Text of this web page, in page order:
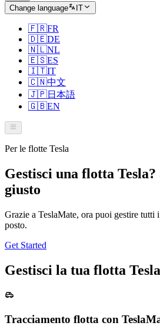
Change language IT
🇫🇷FR
🇩🇪DE
🇳🇱NL
🇪🇸ES
🇮🇹IT
🇨🇳中文
🇯🇵日本語
🇬🇧EN
Per le flotte Tesla
Gestisci una flotta Tesla?
giusto
Grazie a TeslaMate, ora puoi gestire
posto.
Get Started
Gestisci la tua flotta Tesla
Tracciamento flotta con